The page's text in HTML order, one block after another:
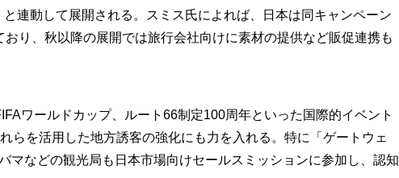
連動して展開される。スミス氏によれば、日本は同キャンペーン
り、秋以降の展開では旅行会社向けに素材の提供など販促連携も
ワールドカップ、ルート66制定100周年といった国際的イベント
らを活用した地方誘客の強化にも力を入れる。特に「ゲートウェ
マなどの観光局も日本市場向けセールスミッションに参加し、認知